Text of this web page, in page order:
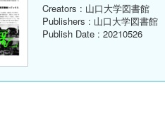
Creators : 山口大学図書館
Publishers : 山口大学図書館
Publish Date : 20210526